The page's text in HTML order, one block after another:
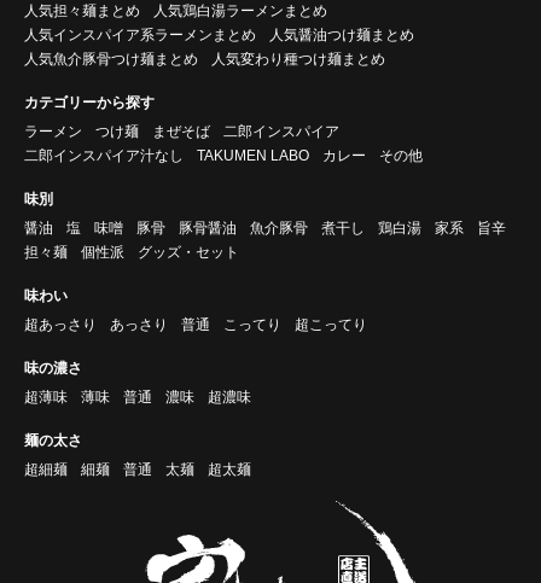
人気担々麺まとめ
人気鶏白湯ラーメンまとめ
人気インスパイア系ラーメンまとめ
人気醤油つけ麺まとめ
人気魚介豚骨つけ麺まとめ
人気変わり種つけ麺まとめ
カテゴリーから探す
ラーメン
つけ麺 まぜそば
二郎インスパイア
二郎インスパイア汁なし
TAKUMEN LABO カレー その他
味別
醤油
塩 味噌 豚骨 豚骨醤油 魚介豚骨 煮干し 鶏白湯 家系
旨辛
担々麺
個性派 グッズ・セット
味わい
超あっさり
あっさり 普通 こってり 超こってり
味の濃さ
超薄味
薄味 普通 濃味 超濃味
麺の太さ
超細麺
細麺 普通 太麺 超太麺